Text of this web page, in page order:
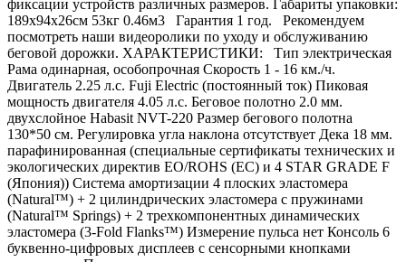
фиксации устройств различных размеров. Габариты упаковки:
189х94х26см 53кг 0.46м3 Гарантия 1 год. Рекомендуем
посмотреть наши видеоролики по уходу и обслуживанию
беговой дорожки. ХАРАКТЕРИСТИКИ: Тип электрическая
Рама одинарная, особопрочная Скорость 1 - 16 км./ч.
Двигатель 2.25 л.с. Fuji Electric (постоянный ток) Пиковая
мощность двигателя 4.05 л.с. Беговое полотно 2.0 мм.
двухслойное Habasit NVT-220 Размер бегового полотна
130*50 см. Регулировка угла наклона отсутствует Дека 18 мм.
парафинированная (специальные сертификаты технических и
экологических директив EO/ROHS (ЕС) и 4 STAR GRADE F
(Япония)) Система амортизации 4 плоских эластомера
(Natural™) + 2 цилиндрических эластомера с пружинами
(Natural™ Springs) + 2 трехкомпонентных динамических
эластомера (3-Fold Flanks™) Измерение пульса нет Консоль 6
буквенно-цифровых дисплеев с сенсорными кнопками